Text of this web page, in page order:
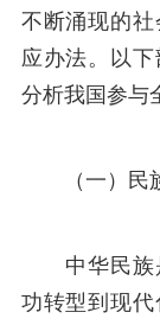
不断涌现的
应办法。以
分析我国参与
（一）民族
中华民族是
功转型到现